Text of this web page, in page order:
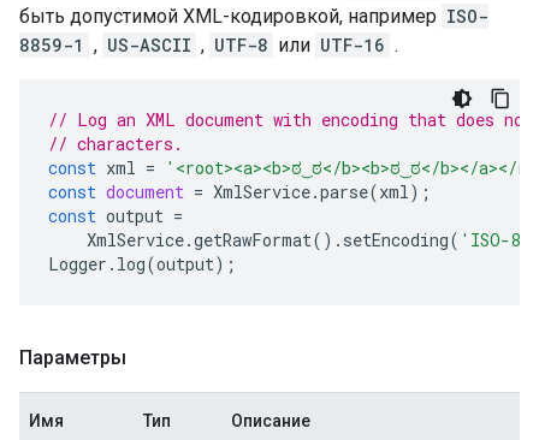
быть допустимой XML-кодировкой, например ISO-
8859-1 , US-ASCII , UTF-8 или UTF-16 .
// Log an XML document with encoding that does
// characters.
const xml =
'<root><a><b>ಠ‿ಠ</b><b>ಠ‿ಠ</b></a></
const document = XmlService.parse(xml);
const output =
XmlService.getRawFormat(). setEncoding( 'ISO-
Logger . log(output);
Параметры
Имя Тип Описание